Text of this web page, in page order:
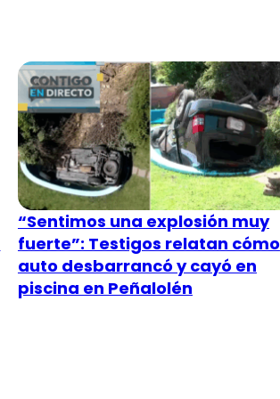
“Sentimos una explosión muy
fuerte”: Testigos relatan cómo
auto desbarrancó y cayó en
piscina en Peñalolén